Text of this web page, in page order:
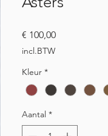
€ 100,00Prijs
incl.BTW
Kleur *
Aantal *